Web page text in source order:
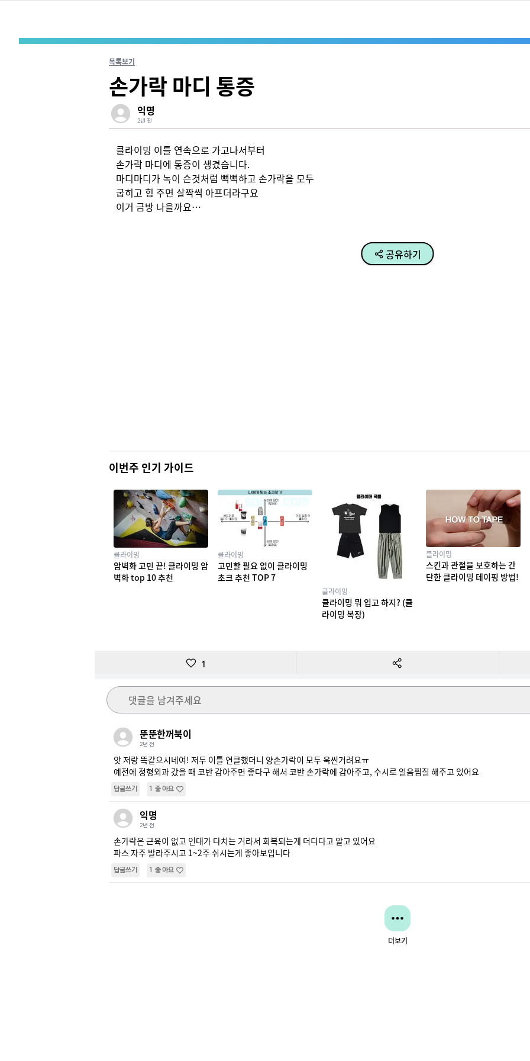
목록보기
손가락 마디 통증
익명
2년 전
클라이밍 이틀 연속으로 가고나서부터
손가락 마디에 통증이 생겼습니다.
마디마디가 녹이 슨것처럼 뻑뻑하고 손가락을 모두
굽히고 힘 주면 살짝씩 아프더라구요
이거 금방 나을까요…
공유하기
이번주 인기 가이드
클라이밍
암벽화 고민 끝! 클라이밍 암
벽화 top 10 추천
클라이밍
고민할 필요 없이 클라이밍
초크 추천 TOP 7
클라이밍
클라이밍 뭐 입고 하지? (클
라이밍 복장)
클라이밍
스킨과 관절을 보호하는 간
단한 클라이밍 테이핑 방법!
1
댓글을 남겨주세요
뚠뚠한꺼북이
2년 전
앗 저랑 똑같으시네여! 저두 이틀 연클했더니 양손가락이 모두 욱씬거려요ㅠ
예전에 정형외과 갔을 때 코반 감아주면 좋다구 해서 코반 손가락에 감아주고, 수시로 얼음찜질 해주고 있어요
답글쓰기 1 좋아요
익명
2년 전
손가락은 근육이 없고 인대가 다치는 거라서 회복되는게 더디다고 알고 있어요
파스 자주 발라주시고 1~2주 쉬시는게 좋아보입니다
답글쓰기 1 좋아요
더보기